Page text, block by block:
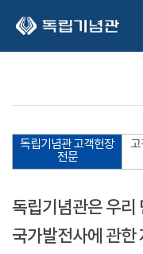
독립기념관 고객헌장
전문
고
독립기념관은 우리
국가발전사에 관한